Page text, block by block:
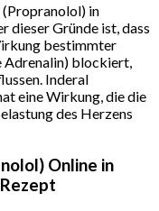
(Propranolol) in
dieser Gründe ist, dass
bestimmter
blockiert,
Inderal
eine Wirkung, die die
des Herzens
Online in